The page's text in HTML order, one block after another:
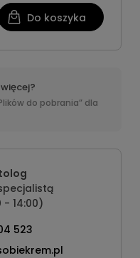
Do koszyka
do pobrania” dla
- 14:00)
523